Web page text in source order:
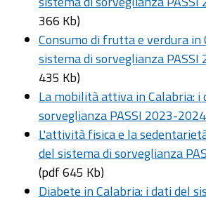
366 Kb)
Consumo di frutta e verdura in
sistema di sorveglianza
435 Kb)
La mobilità attiva in Calabria: i
sorveglianza PASSI 2023-2024
L'attività fisica e la
del sistema di sorveglianza
(pdf 645 Kb)
Diabete in Calabria: i dati del